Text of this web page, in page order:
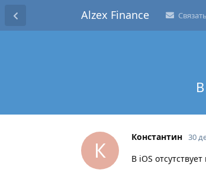
Alzex Finance
К
Константин 30
В iOS